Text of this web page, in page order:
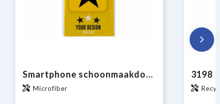
Smartphone schoonmaakdoekje met antibacteriële bestanddelen sticky
Microfiber